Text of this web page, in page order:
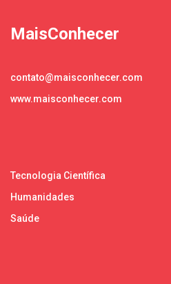
MaisConhecer
contato@maisconhecer.com
www.maisconhecer.com
Tecnologia Científica
Humanidades
Saúde